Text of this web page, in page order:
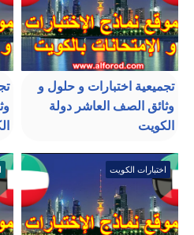
تجميعية اختبارات و حلول و
وثائق الصف العاشر دولة
الكويت
اختبارات الكويت